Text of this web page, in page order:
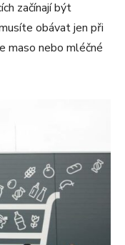
začínají být
obávat jen při
maso nebo mléčné